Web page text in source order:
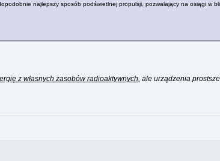
najlepszy sposób podświetlnej propulsji, pozwalający na osiągi w
z własnych zasobów radioaktywnych, ale urządzenia